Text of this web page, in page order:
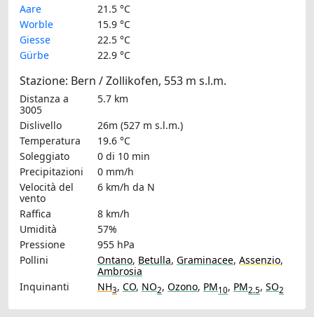
Aare
21.5 °C
Worble
15.9 °C
Giesse
22.5 °C
Gürbe
22.9 °C
Stazione: Bern / Zollikofen, 553 m s.l.m.
Distanza a
3005
5.7 km
Dislivello
26m (527 m s.l.m.)
Temperatura
19.6 °C
Soleggiato
0 di 10 min
Precipitazioni
0 mm/h
Velocità del
vento
6 km/h da N
Raffica
8 km/h
Umidità
57%
Pressione
955 hPa
Pollini
Ontano, Betulla, Graminacee, Assenzio,
Ambrosia
Inquinanti
NH3, CO, NO2, Ozono, PM10, PM2.5, SO2